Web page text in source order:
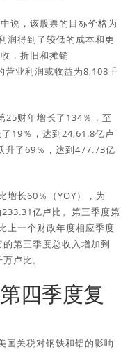
说，该股票的目标价格为
润得到了较低的成本和更
，折旧和摊销
营业利润或收益为8,108千
25财年增长了134％，至
19％，达到24,61.8亿卢
升了69％，达到477.73亿
增长60％（YOY），为
亿卢比。第三季度第
上一个财政年度相应季度
第三季度总收入增加到
卢比。
四季度复
国关税对钢铁和铝的影响